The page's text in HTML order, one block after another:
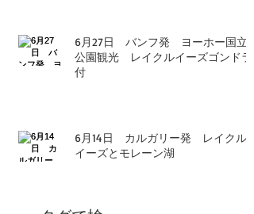
6月27日 バンフ発 ヨーホー国立
公園観光 レイクルイーズゴンドラ
付
6月14日 カルガリー発 レイクル
イーズとモレーン湖